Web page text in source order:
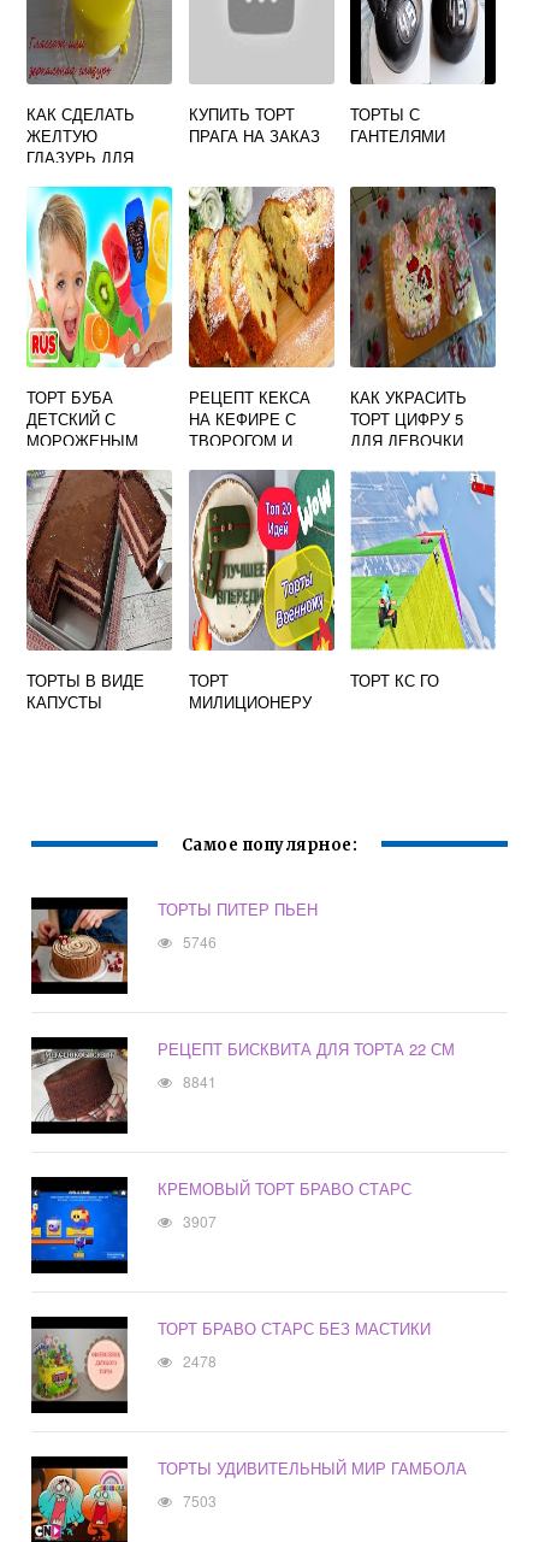
КАК СДЕЛАТЬ
ЖЕЛТУЮ
ГЛАЗУРЬ ДЛЯ
КУПИТЬ ТОРТ
ПРАГА НА ЗАКАЗ
ТОРТЫ С
ГАНТЕЛЯМИ
ТОРТ БУБА
ДЕТСКИЙ С
МОРОЖЕНЫМ
РЕЦЕПТ КЕКСА
НА КЕФИРЕ С
ТВОРОГОМ И
КАК УКРАСИТЬ
ТОРТ ЦИФРУ 5
ДЛЯ ДЕВОЧКИ
ТОРТЫ В ВИДЕ
КАПУСТЫ
ТОРТ
МИЛИЦИОНЕРУ
ТОРТ КС ГО
Самое популярное:
ТОРТЫ ПИТЕР ПЬЕН
5746
РЕЦЕПТ БИСКВИТА ДЛЯ ТОРТА 22 СМ
8841
КРЕМОВЫЙ ТОРТ БРАВО СТАРС
3907
ТОРТ БРАВО СТАРС БЕЗ МАСТИКИ
2478
ТОРТЫ УДИВИТЕЛЬНЫЙ МИР ГАМБОЛА
7503